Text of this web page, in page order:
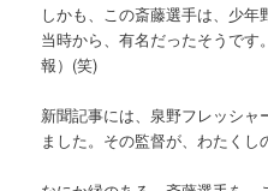
しかも、この斎藤選手は、少
当時から、有名だったそうで
報）(笑)
新聞記事には、泉野フレッシ
ました。その監督が、わたくし